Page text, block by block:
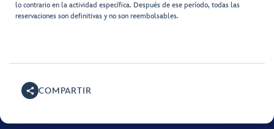
lo contrario en la actividad específica. Después de ese período, todas las
reservaciones son definitivas y no son reembolsables.
COMPARTIR